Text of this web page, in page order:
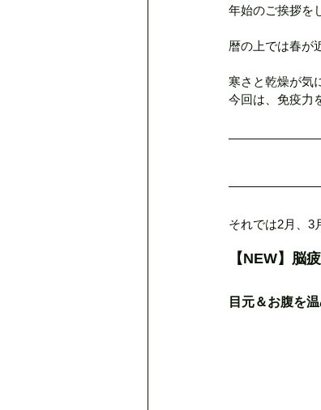
脳疲労ヘッド＆小顔プレ
夏の肌疲れに 定休
年始のご挨拶を
暦の上では春が
寒さと乾燥が気
今回は、免疫力
それでは2月、3
【NEW】脳
目元＆お腹を